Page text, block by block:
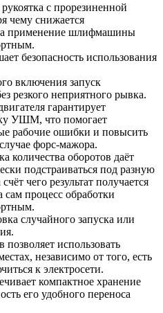
с прорезиненной
чему снижается
применение шлифмашины
безопасность использования
включения запуск
резкого неприятного рывка.
гарантирует
УШМ, что помогает
рабочие ошибки и повысить
форс-мажора.
количества оборотов даёт
подстраиваться под разную
чего результат получается
процесс обработки
случайного запуска или
позволяет использовать
независимо от того, есть
к электросети.
компактное хранение
его удобного переноса